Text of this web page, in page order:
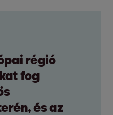
régió
fog
és az